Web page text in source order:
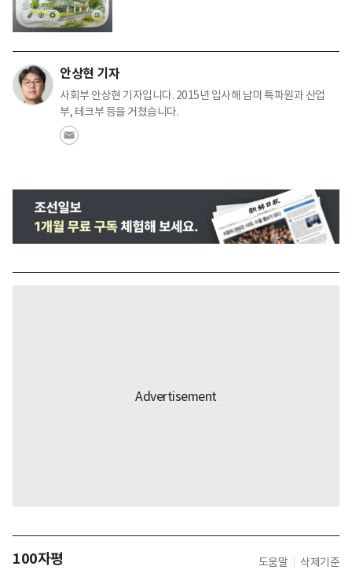
안상현 기자
사회부 안상현 기자입니다. 2015년 입사해 남미 특파원과 산업
부, 테크부 등을 거쳤습니다.
100자평 도움말 삭제기준